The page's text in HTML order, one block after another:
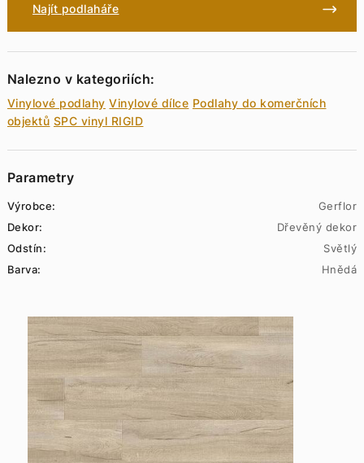
Najít podlaháře
Nalezno v kategoriích:
Vinylové podlahy Vinylové dílce Podlahy do komerčních
objektů SPC vinyl RIGID
Parametry
Výrobce:
Gerflor
Dekor:
Dřevěný dekor
Odstín:
Světlý
Barva:
Hnědá